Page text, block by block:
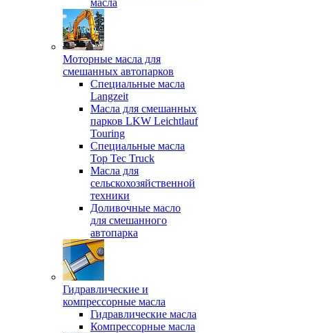
масла
Моторные масла для
смешанных автопарков
Специальные масла
Langzeit
Масла для смешанных
парков LKW Leichtlauf
Touring
Специальные масла
Top Tec Truck
Масла для
сельскохозяйственной
техники
Доливочные масло
для смешанного
автопарка
Гидравлические и
компрессорные масла
Гидравлические масла
Компрессорные масла